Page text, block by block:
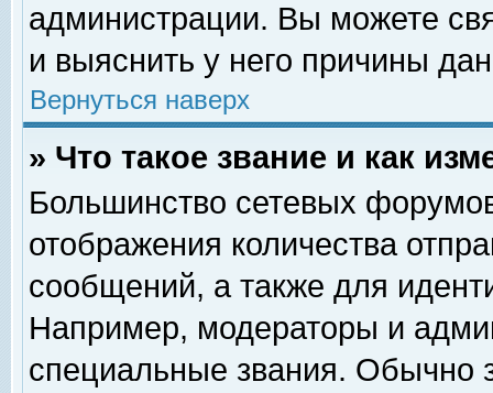
администрации. Вы можете
и выяснить у него причины
Вернуться наверх
» Что такое звание и как
Большинство сетевых
отображения количества
сообщений, а также для
Например, модераторы и
специальные звания. Обычно